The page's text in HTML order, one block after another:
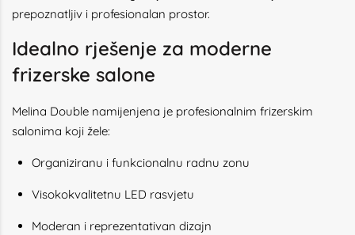
prepoznatljiv i profesionalan prostor.
Idealno rješenje za moderne
frizerske salone
Melina Double namijenjena je profesionalnim frizerskim
salonima koji žele:
Organiziranu i funkcionalnu radnu zonu
Visokokvalitetnu LED rasvjetu
Moderan i reprezentativan dizajn